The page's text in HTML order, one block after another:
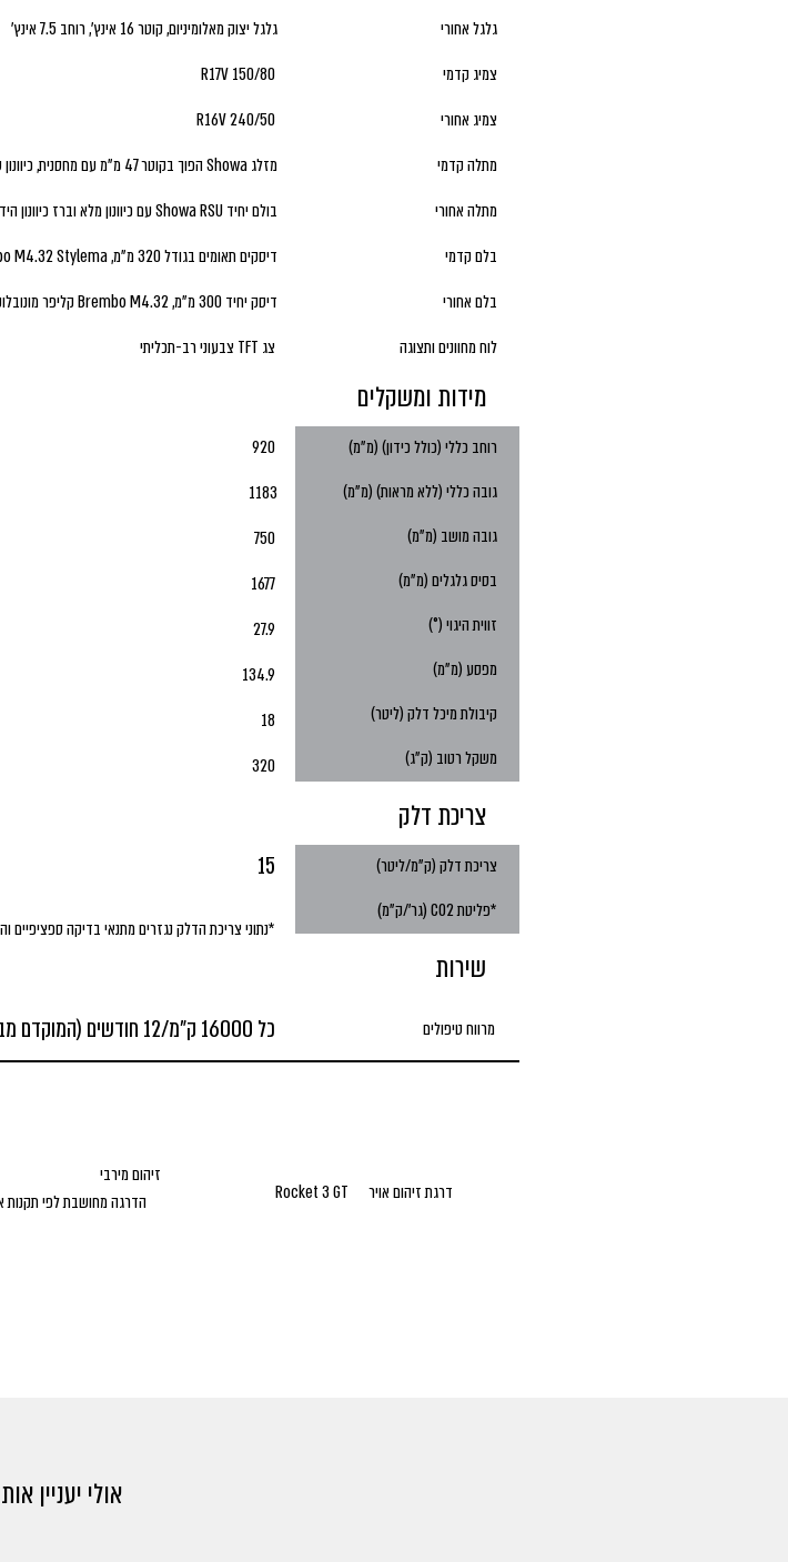
הדרגה מחושבת לפי תקנות
זיהום מירבי
Rocket 3 GT דרגת זיהום אויר
גלגל יצוק מאלומיניום, קוטר 16 אינץ', רוחב 7.5 אינץ'
150/80 R17V
240/50 R16V
מזלג Showa הפוך בקוטר 47 מ"מ עם מחסנית, כיוונון שיכוך כיווץ והחזרה, מהלך גלגל 120 מ"מ
בולם יחיד Showa RSU עם כיוונון מלא וברז כיוונון הידראולי לעומס קפיץ, מהלך גלגל 107 מ"מ
דיסקים תאומים בגודל 320 מ"מ, Brembo M4.32 Stylema® קליפר מונובלוק בעל 4 בוכנות, אופטימיזציה לסיבובים-ABS
דיסק יחיד 300 מ"מ, Brembo M4.32 קליפר מונובלוק בעל 4 בוכנות, ABS אופטימיזציה לסיבובים
צג TFT צבעוני רב-תכליתי
גלגל אחורי
צמיג קדמי
צמיג אחורי
מתלה קדמי
מתלה אחורי
בלם קדמי
בלם אחורי
לוח מחוונים ותצוגה
רוחב כללי (כולל כידון) (מ"מ)
גובה כללי (ללא מראות) (מ"מ)
גובה מושב (מ"מ)
בסיס גלגלים (מ"מ)
זווית היגוי (°)
מפסע (מ"מ)
קיבולת מיכל דלק (ליטר)
משקל רטוב (ק"ג)
מידות ומשקלים
1183
750
1677
27.9
134.9
320
920
18
אולי יעניין
צריכת דלק (ק"מ/ליטר)
*פליטת CO2 (גר'/ק"מ)
צריכת דלק
*נתוני צריכת הדלק נגזרים מתנאי בדיקה
15
שירות
מרווח טיפולים כל 16000 ק"מ/12 חודשים (המוקדם מביניהם)